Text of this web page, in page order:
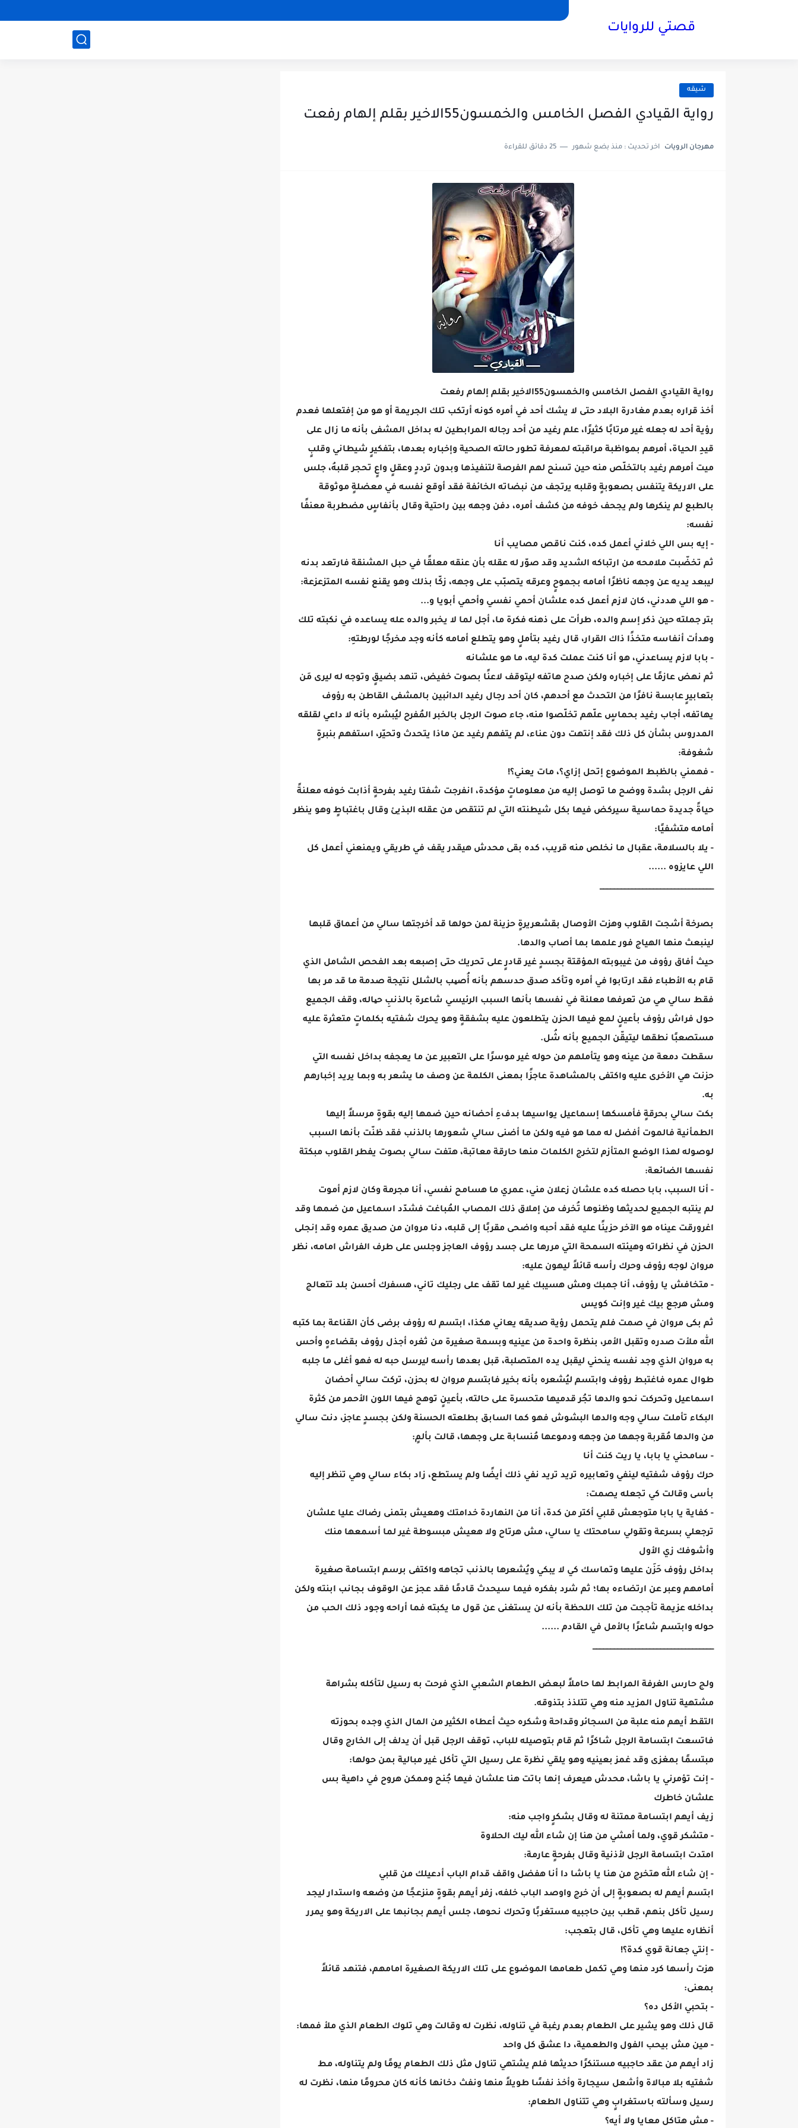
قصتي للروايات
شيقه
رواية القيادي الفصل الخامس والخمسون55الاخير بقلم إلهام رفعت
مهرجان الرويات اخر تحديث : منذ بضع شهور 25 دقائق للقراءة
رواية القيادي الفصل الخامس والخمسون55الاخير بقلم إلهام رفعت
أخذ قراره بعدم مغادرة البلاد حتى لا يشك أحد في أمره كونه أرتكب تلك الجريمة أو هو من إفتعلها فعدم
رؤية أحد له جعله غير مرتابًا كثيرًا، علم رغيد من أحد رجاله المرابطين له بداخل المشفى بأنه ما زال على
قيدِ الحياة، أمرهم بمواظبة مراقبته لمعرفة تطور حالته الصحية وإخباره بعدها، بتفكيرٍ شيطاني وقلبٍ
ميت أمرهم رغيد بالتخلّص منه حين تسنح لهم الفرصة لتنفيذها وبدون ترددٍ وعقلٍ واعٍ تحجر قلبهُ، جلس
على الاريكة يتنفس بصعوبةٍ وقلبه يرتجف من نبضاته الخائفة فقد أوقع نفسه في معضلةٍ موثوقة
بالطبع لم ينكرها ولم يجحف خوفه من كشف أمره، دفن وجهه بين راحتية وقال بأنفاسٍ مضطربة معنفًا
نفسه:
- إيه بس اللي خلاني أعمل كده، كنت ناقص مصايب أنا
ثم تخضّبت ملامحه من ارتباكه الشديد وقد صوّر له عقله بأن عنقه معلقًا في حبل المشنقة فارتعد بدنه
ليبعد يديه عن وجهه ناظرًا أمامه بجموحٍ وعرقه يتصبّب على وجهه، زكّا بذلك وهو يقنع نفسه المتزعزعة:
- هو اللي هددني، كان لازم أعمل كده علشان أحمي نفسي وأحمي أبويا و...
بتر جملته حين ذكر إسم والده، طرأت على ذهنه فكرة ما، أجل لما لا يخبر والده عله يساعده في نكبته تلك
وهدأت أنفاسه متخذًا ذاك القرار، قال رغيد بتأملٍ وهو يتطلع أمامه كأنه وجد مخرجًا لورطتهِ:
- بابا لازم يساعدني، هو أنا كنت عملت كدة ليه، ما هو علشانه
ثم نهض عازمًا على إخباره ولكن صدح هاتفه ليتوقف لاعنًا بصوت خفيض، تنهد بضيقٍ وتوجه له ليرى مَن
بتعابيرٍ عابسة نافرًا من التحدث مع أحدهم، كان أحد رجال رغيد الدائبين بالمشفى القاطن به رؤوف
يهاتفه، أجاب رغيد بحماسٍ علّهم تخلّصوا منه، جاء صوت الرجل بالخبر المُفرح ليُبشره بأنه لا داعي لقلقه
المدروس بشأن كل ذلك فقد إنتهت دون عناء، لم يتفهم رغيد عن ماذا يتحدث وتحيّر، استفهم بنبرةٍ
شغوفة:
- فهمني بالظبط الموضوع إتحل إزاي؟، مات يعني؟!
نفى الرجل بشدة ووضح ما توصل إليه من معلوماتٍ مؤكدة، انفرجت شفتا رغيد بفرحةٍ أذابت خوفه معلنةً
حياةً جديدة حماسية سيركض فيها بكل شيطنته التي لم تنتقص من عقله البذيئ وقال باغتباطٍ وهو ينظر
أمامه متشفيًا:
- يلا بالسلامة، عقبال ما نخلص منه قريب، كده بقى محدش هيقدر يقف في طريقي ويمنعني أعمل كل
اللي عايزوه ......
________________________________
بصرخة أشجت القلوب وهزت الأوصال بقشعريرةٍ حزينة لمن حولها قد أخرجتها سالي من أعماق قلبها
لينبعث منها الهياج فور علمها بما أصاب والدها.
حيث أفاق رؤوف من غيبوبته المؤقتة بجسدٍ غير قادرٍ على تحريك حتى إصبعه بعد الفحص الشامل الذي
قام به الأطباء فقد ارتابوا في أمره وتأكد صدق حدسهم بأنه أُصیب بالشلل نتيجة صدمة ما قد مر بها
فقط سالي هي من تعرفها معلنة في نفسها بأنها السبب الرئيسي شاعرة بالذنبِ حیاله، وقف الجميع
حول فراش رؤوف بأعينٍ لمع فيها الحزن يتطلعون عليه بشفقةٍ وهو يحرك شفتيه بكلماتٍ متعثرة عليه
مستصعبًا نطقها ليتيقّن الجميع بأنه شُل.
سقطت دمعة من عينه وهو يتأملهم من حوله غير موسرًا على التعبير عن ما يعجفه بداخل نفسه التي
حزنت هي الأخرى عليه واكتفى بالمشاهدة عاجزًا بمعنى الكلمة عن وصف ما يشعر به وبما يريد إخبارهم
به.
بكت سالي بحرقةٍ فأمسكها إسماعيل يواسيها بدفءِ أحضانه حين ضمها إليه بقوةٍ مرسلاً إليها
الطمأنية فالموت أفضل له مما هو فيه ولكن ما أضنى سالي شعورها بالذنب فقد ظنّت بأنها السبب
لوصوله لهذا الوضع المتأزم لتخرج الكلمات منها حارقة معاتبة، هتفت سالي بصوت يفطر القلوب مبكتة
نفسها الضائعة:
- أنا السبب، بابا حصله كده علشان زعلان مني، عمري ما هسامح نفسي، أنا مجرمة وكان لازم أموت
لم ينتبه الجميع لحديثها وظنوها تُخرف من إملاق ذلك المصاب المُباغت فشدّد اسماعيل من ضمها وقد
اغرورقت عيناه هو الآخر حزينًا عليه فقد أحبه واضحى مقربًا إلى قلبه، دنا مروان من صديق عمره وقد إنجلى
الحزن في نظراته وهيئته السمحة التي مررها على جسد رؤوف العاجز وجلس على طرف الفراش امامه، نظر
مروان لوجه رؤوف وحرك رأسه قائلاً ليهون عليه:
- متخافش يا رؤوف، أنا جمبك ومش هسيبك غير لما تقف على رجليك تاني، هسفرك أحسن بلد تتعالج
ومش هرجع بيك غير وإنت كويس
ثم بكى مروان في صمت فلم يتحمل رؤية صديقه يعاني هكذا، ابتسم له رؤوف برضى كأن القناعة بما كتبه
الله ملأت صدره وتقبل الأمر، بنظرة واحدة من عينيه وبسمة صغيرة من ثغره أجذل رؤوف بقضاءهٍ وأحس
به مروان الذي وجد نفسه ينحني ليقبل يده المتصلبة، قبل بعدها رأسه ليرسل حبه له فهو أغلى ما جلبه
طوال عمره فاغتبط رؤوف وابتسم ليُشعره بأنه بخير فابتسم مروان له بحزن، تركت سالي أحضان
اسماعيل وتحركت نحو والدها تجُر قدميها متحسرة على حالته، بأعينٍ توهج فيها اللون الأحمر من كثرة
البكاء تأملت سالي وجه والدها البشوش فهو كما السابق بطلعته الحسنة ولكن بجسدٍ عاجز، دنت سالي
من والدها مُقربة وجهها من وجهه ودموعها مُنسابة على وجهها، قالت بألمٍ:
- سامحني يا بابا، يا ريت كنت أنا
حرك رؤوف شفتيه لينفي وتعابيره تريد تريد نفي ذلك أيضًا ولم يستطع، زاد بكاء سالي وهي تنظر إليه
بأسى وقالت كي تجعله يصمت:
- كفاية يا بابا متوجعش قلبي أكتر من كدة، أنا من النهاردة خدامتك وهعيش بتمنى رضاك عليا علشان
ترجعلي بسرعة وتقولي سامحتك يا سالي، مش هرتاح ولا هعيش مبسوطة غير لما أسمعها منك
وأشوفك زي الأول
بداخل رؤوف حَزَن عليها وتماسك كي لا يبكي ويُشعرها بالذنب تجاهه واكتفى برسم ابتسامة صغيرة
أمامهم وعبر عن ارتضاءه بها؛ ثم شرد بفكره فيما سيحدث قادمًا فقد عجز عن الوقوف بجانب ابنته ولكن
بداخله عزيمة تأججت من تلك اللحظة بأنه لن يستغنى عن قول ما يكبته فما أراحه وجود ذلك الحب من
حوله وابتسم شاعرًا بالأمل في القادم ......
__________________________________
ولج حارس الغرفة المرابط لها حاملاً لبعض الطعام الشعبي الذي فرحت به رسيل لتأكله بشراهة
مشتهية تناول المزيد منه وهي تتلذذ بتذوقه.
التقط أيهم منه علبة من السجائر وقداحة وشكره حيث أعطاه الكثير من المال الذي وجده بحوزته
فاتسعت ابتسامة الرجل شاكرًا ثم قام بتوصيله للباب، توقف الرجل قبل أن يدلف إلى الخارج وقال
مبتسمًا بمغزى وقد غمز بعينيه وهو يلقي نظرة على رسيل التي تأكل غير مبالية بمن حولها:
- إنت تؤمرني يا باشا، محدش هيعرف إنها باتت هنا علشان فيها جُنح وممكن هروح في داهية بس
علشان خاطرك
زيف أيهم ابتسامة ممتنة له وقال بشكرٍ واجب منه:
- متشكر قوي، ولما أمشي من هنا إن شاء الله ليك الحلاوة
امتدت ابتسامة الرجل لأذنية وقال بفرحةٍ عارمة:
- إن شاء الله هتخرج من هنا يا باشا دا أنا هفضل واقف قدام الباب أدعيلك من قلبي
ابتسم أيهم له بصعوبةٍ إلى أن خرج واوصد الباب خلفه، زفر أيهم بقوةٍ منزعجًا من وضعه واستدار ليجد
رسيل تأكل بنهم، قطب بين حاجبيه مستغربًا وتحرك نحوها، جلس أيهم بجانبها على الاريكة وهو يمرر
أنظاره عليها وهي تأكل، قال بتعجب:
- إنتي جعانة قوي كدة؟!
هزت رأسها كرد منها وهي تكمل طعامها الموضوع على تلك الاريكة الصغيرة امامهم، فتنهد قائلاً
بمعنى:
- بتحبي الأكل ده؟
قال ذلك وهو يشير على الطعام بعدم رغبة في تناوله، نظرت له وقالت وهي تلوك الطعام الذي ملأ فمها:
- مين مش بيحب الفول والطعمية، دا عشق كل واحد
زاد أيهم من عقد حاجبيه مستنكرًا حديثها فلم يشتهي تناول مثل ذلك الطعام يومًا ولم يتناوله، مط
شفتيه بلا مبالاة وأشعل سيجارة وأخذ نفسًا طويلاً منها ونفث دخانها كأنه كان محرومًا منها، نظرت له
رسيل وسألته باستغرابٍ وهي تتناول الطعام:
- مش هتاكل معايا ولا أيه؟